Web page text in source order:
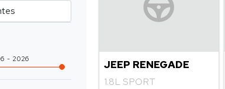
2026 JEEP RENEGADE
1.8L SPORT